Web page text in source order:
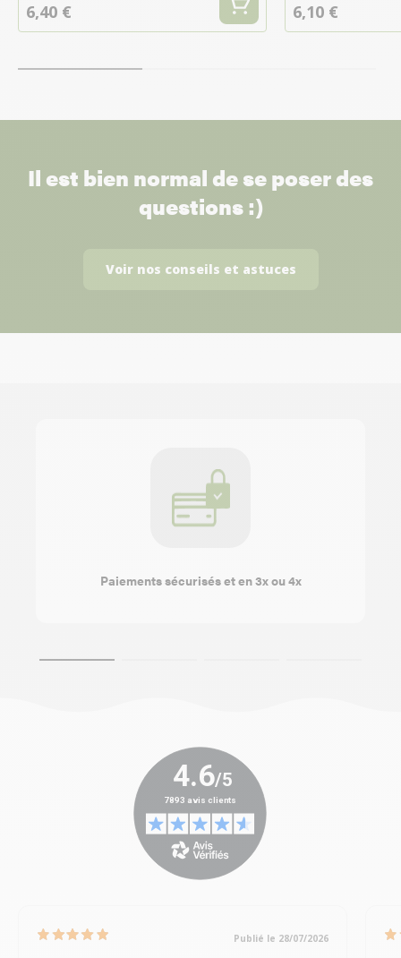
6,40 € 6,10 €
Il est bien normal de se poser des
questions :)
Voir nos conseils et astuces
Paiements sécurisés et en 3x ou 4x
Publié le 28/07/2026